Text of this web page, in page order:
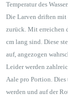
Temperatur des
Die Larven driften mit
zurück. Mit erreichen
cm lang sind. Diese
auf, angezogen
Leider werden
Aale pro Portion. Dies
werden und auf der